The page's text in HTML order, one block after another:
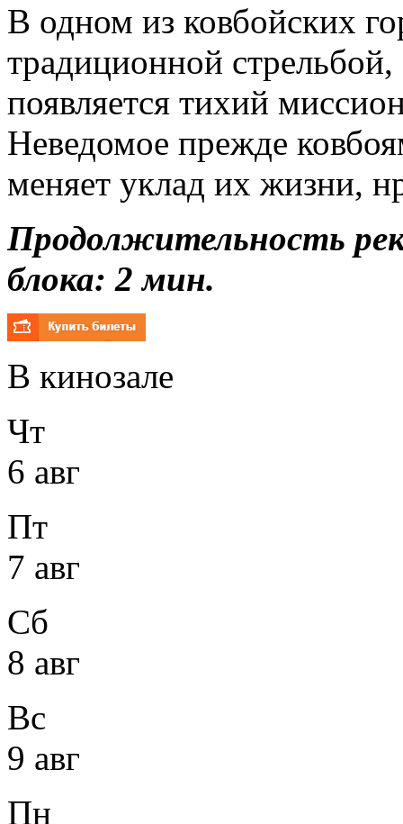
В одном из ковбойских
традиционной
появляется тихий
Неведомое прежде
меняет уклад их жизни,
Продолжительность
блока: 2 мин.
В кинозале
Чт
6 авг
Пт
7 авг
Сб
8 авг
Вс
9 авг
Пн